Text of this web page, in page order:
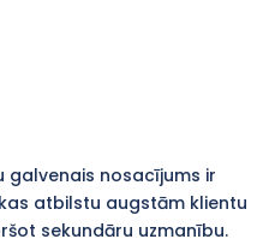
galvenais nosacījums ir
atbilstu augstām klientu
sekundāru uzmanību.